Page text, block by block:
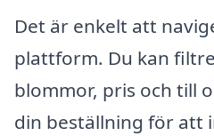
Det är enkelt att
plattform. Du kan
blommor, pris och till
din beställning för att